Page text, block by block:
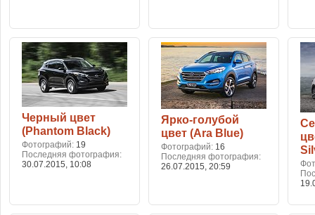
Черный цвет
(Phantom Black)
Фотографий 19
Последняя фотография
30.07.2015, 10:08
Ярко-голубой
цвет (Ara Blue)
Фотографий 16
Последняя фотография
26.07.2015, 20:59